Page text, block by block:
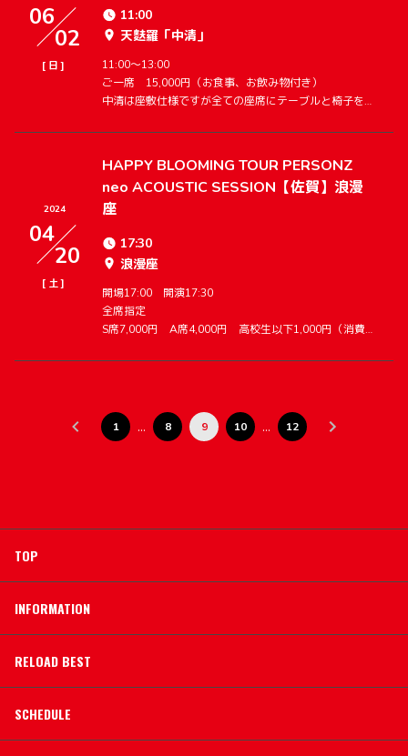
06
02
[ 日]
11:00
天麩羅「中清」
11:00～13:00
ご一席 15,000円（お食事、お飲み物付き）
中清は座敷仕様ですが全ての座席にテーブルと椅子をご用意致します。
2024
04
20
[ 土]
HAPPY BLOOMING TOUR PERSONZ
neo ACOUSTIC SESSION【佐賀】浪漫
座
17:30
浪漫座
開場17:00 開演17:30
全席指定
S席7,000円 A席4,000円 高校生以下1,000円（消費税含む）※別途ドリンク代必要
1 … 8 9 10 … 12
TOP
INFORMATION
RELOAD BEST
SCHEDULE